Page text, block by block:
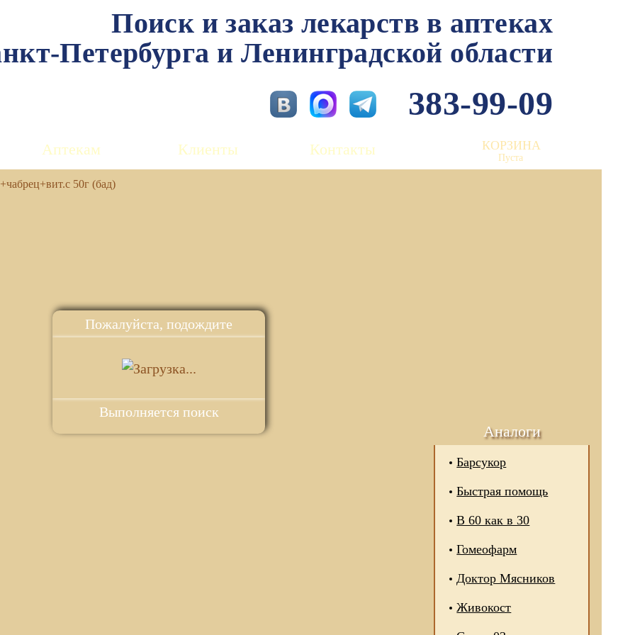
Пожалуйста, подождите
Выполняется поиск
Поиск и заказ лекарств в аптеках
Петербурга и Ленинградской области
383-99-09
Аптекам Клиенты Контакты КОРЗИНА
Пуста
50г (бад)
Аналоги
Барсукор
Быстрая помощь
В 60 как в 30
Гомеофарм
Доктор Мясников
Живокост